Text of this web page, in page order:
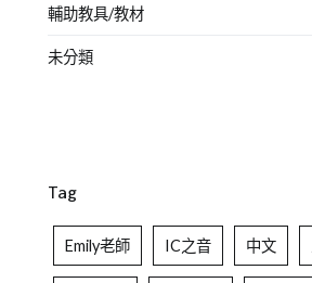
輔助教具/教材
未分類
Tag
Emily老師 IC之音 中文